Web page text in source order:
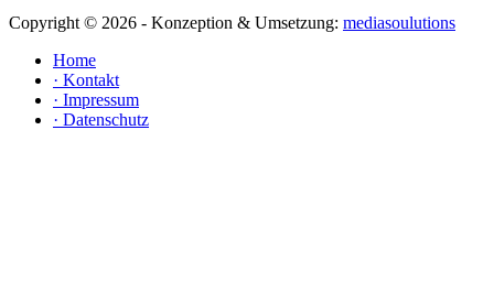
Copyright © 2026 - Konzeption & Umsetzung: mediasoulutions
Home
· Kontakt
· Impressum
· Datenschutz